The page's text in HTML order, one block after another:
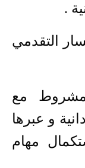
.
التقدمي
مع
و عبرها
مهام